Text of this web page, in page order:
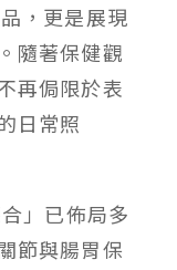
，更是展現
隨著保健觀
再侷限於表
日常照
」已佈局多
節與腸胃保